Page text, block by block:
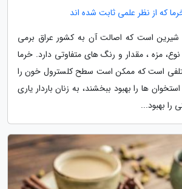
شیرین است که اصالت آن به کشور عراق برمی
مزه ، مقدار و رنگ های متفاوتی دارد. خرما
است که ممکن است سطح کلسترول خون را
ها را بهبود ببخشند، به زنان باردار یاری
را بهبود...